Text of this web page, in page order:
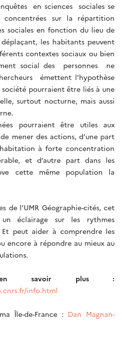
en sciences sociales se
concentrées sur la répartition
sociales en fonction du lieu de
les habitants peuvent
contextes sociaux ou bien
social des personnes ne
émettent l’hypothèse
pourraient être liés à une
surtout nocturne, mais aussi
pourraient être utiles aux
mener des actions, d’une part
à forte concentration
et d’autre part dans les
cette même population la
de l’UMR Géographie-cités, cet
éclairage sur les rythmes
peut aider à comprendre les
encore à répondre au mieux au
savoir plus :
info.html
Île-de-France : Dan Magnan-